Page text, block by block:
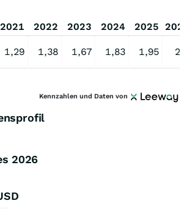
2021 2022 2023 2024 2025
1,29 1,38 1,67 1,83 1,95
Kennzahlen und Daten von
2026